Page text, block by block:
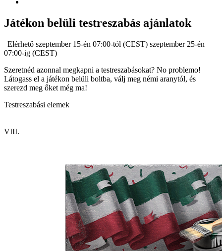
Játékon belüli testreszabás ajánlatok
Elérhető szeptember 15-én 07:00-tól (CEST) szeptember 25-én
07:00-ig (CEST)
Szeretnéd azonnal megkapni a testreszabásokat? No problemo!
Látogass el a játékon belüli boltba, válj meg némi aranytól, és
szerezd meg őket még ma!
Testreszabási elemek
VIII.